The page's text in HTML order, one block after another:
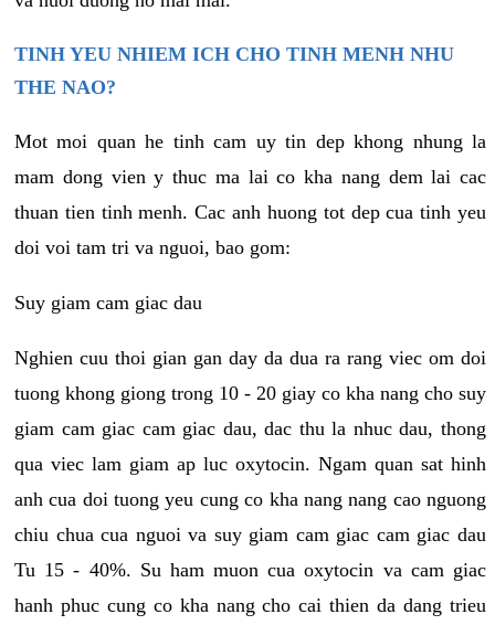
TINH YEU NHIEM ICH CHO TINH MENH NHU
THE NAO?
Mot moi quan he tinh cam uy tin dep khong nhung la
mam dong vien y thuc ma lai co kha nang dem lai cac
thuan tien tinh menh. Cac anh huong tot dep cua tinh yeu
doi voi tam tri va nguoi, bao gom:
Suy giam cam giac dau
Nghien cuu thoi gian gan day da dua ra rang viec om doi
tuong khong giong trong 10 - 20 giay co kha nang cho suy
giam cam giac cam giac dau, dac thu la nhuc dau, thong
qua viec lam giam ap luc oxytocin. Ngam quan sat hinh
anh cua doi tuong yeu cung co kha nang nang cao nguong
chiu chua cua nguoi va suy giam cam giac cam giac dau
Tu 15 - 40%. Su ham muon cua oxytocin va cam giac
hanh phuc cung co kha nang cho cai thien da dang trieu